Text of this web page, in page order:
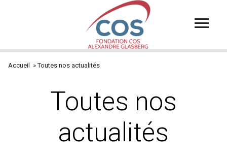
principal
d'Ariane
Accueil Toutes nos actualités
Toutes nos
actualités